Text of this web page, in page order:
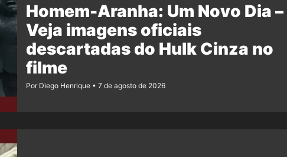
Homem-Aranha: Um Novo Dia –
Veja imagens oficiais
descartadas do Hulk Cinza no
filme
Por Diego Henrique 7 de agosto de 2026